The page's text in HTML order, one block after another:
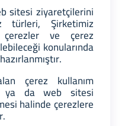
sitesi ziyaretçilerini
türleri, Şirketimiz
çerezler ve çerez
konularında
çerez kullanım
ya da web sitesi
halinde çerezlere